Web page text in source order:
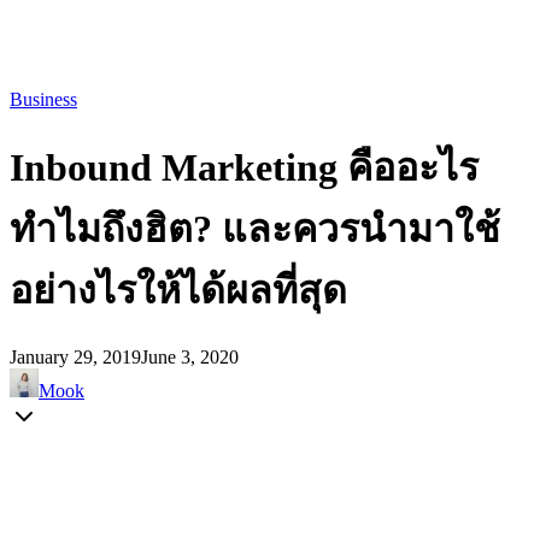
Business
Inbound Marketing คืออะไร
ทำไมถึงฮิต? และควรนำมาใช้
อย่างไรให้ได้ผลที่สุด
January 29, 2019June 3, 2020
Mook